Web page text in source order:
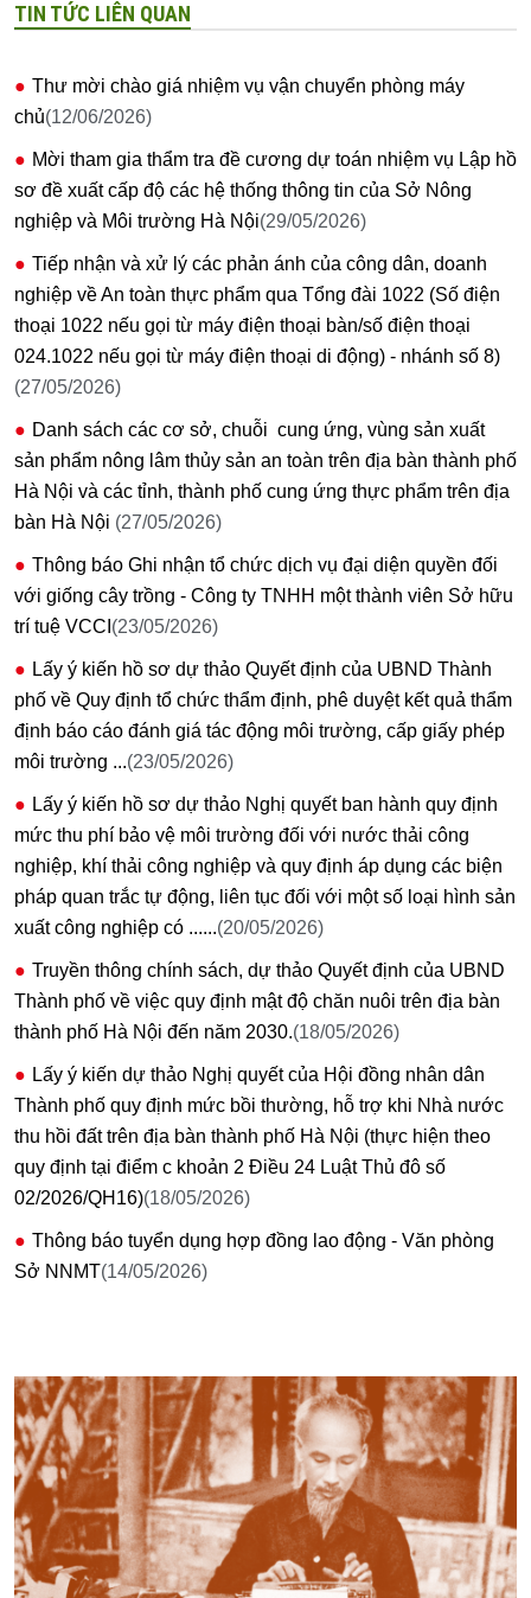
TIN TỨC LIÊN QUAN
Thư mời chào giá nhiệm vụ vận chuyển phòng máy
chủ(12/06/2026)
Mời tham gia thẩm tra đề cương dự toán nhiệm vụ Lập hồ
sơ đề xuất cấp độ các hệ thống thông tin của Sở Nông
nghiệp và Môi trường Hà Nội(29/05/2026)
Tiếp nhận và xử lý các phản ánh của công dân, doanh
nghiệp về An toàn thực phẩm qua Tổng đài 1022 (Số điện
thoại 1022 nếu gọi từ máy điện thoại bàn/số điện thoại
024.1022 nếu gọi từ máy điện thoại di động) - nhánh số 8)
(27/05/2026)
Danh sách các cơ sở, chuỗi cung ứng, vùng sản xuất
sản phẩm nông lâm thủy sản an toàn trên địa bàn thành phố
Hà Nội và các tỉnh, thành phố cung ứng thực phẩm trên địa
bàn Hà Nội (27/05/2026)
Thông báo Ghi nhận tổ chức dịch vụ đại diện quyền đối
với giống cây trồng - Công ty TNHH một thành viên Sở hữu
trí tuệ VCCI (23/05/2026)
Lấy ý kiến hồ sơ dự thảo Quyết định của UBND Thành
phố về Quy định tổ chức thẩm định, phê duyệt kết quả thẩm
định báo cáo đánh giá tác động môi trường, cấp giấy phép
môi trường ...(23/05/2026)
Lấy ý kiến hồ sơ dự thảo Nghị quyết ban hành quy định
mức thu phí bảo vệ môi trường đối với nước thải công
nghiệp, khí thải công nghiệp và quy định áp dụng các biện
pháp quan trắc tự động, liên tục đối với một số loại hình sản
xuất công nghiệp có ......(20/05/2026)
Truyền thông chính sách, dự thảo Quyết định của UBND
Thành phố về việc quy định mật độ chăn nuôi trên địa bàn
thành phố Hà Nội đến năm 2030.(18/05/2026)
Lấy ý kiến dự thảo Nghị quyết của Hội đồng nhân dân
Thành phố quy định mức bồi thường, hỗ trợ khi Nhà nước
thu hồi đất trên địa bàn thành phố Hà Nội (thực hiện theo
quy định tại điểm c khoản 2 Điều 24 Luật Thủ đô số
02/2026/QH16)(18/05/2026)
Thông báo tuyển dụng hợp đồng lao động - Văn phòng
Sở NNMT(14/05/2026)